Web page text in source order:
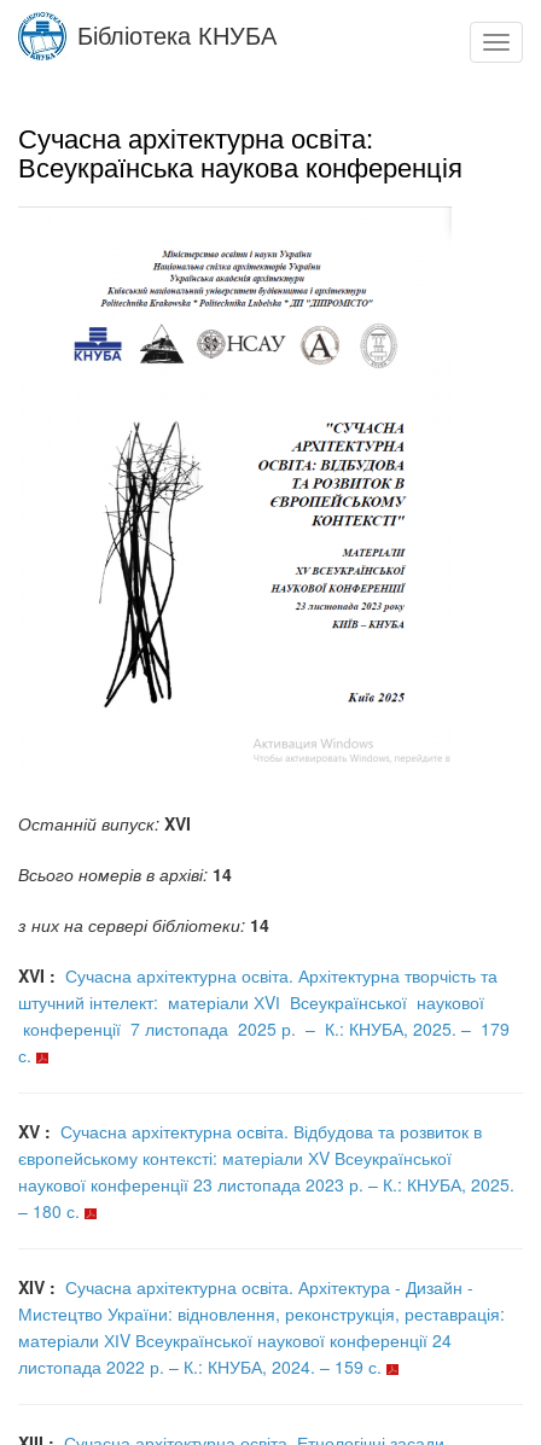
Skip
main
Бібліотека КНУБА
Сучасна архітектурна освіта:
Всеукраїнська наукова конференція
Останній випуск: XVI
Всього номерів в архіві: 14
з них на сервері бібліотеки: 14
XVI : Сучасна архітектурна освіта. Архітектурна творчість та
штучний інтелект: матеріали ХVІ Всеукраїнської наукової
конференції 7 листопада 2025 р. – К.: КНУБА, 2025. – 179
с.
XV : Сучасна архітектурна освіта. Відбудова та розвиток в
європейському контексті: матеріали ХV Всеукраїнської
наукової конференції 23 листопада 2023 р. – К.: КНУБА, 2025.
– 180 с.
XIV : Сучасна архітектурна освіта. Архітектура - Дизайн -
Мистецтво України: відновлення, реконструкція, реставрація:
матеріали ХІV Всеукраїнської наукової конференції 24
листопада 2022 р. – К.: КНУБА, 2024. – 159 с.